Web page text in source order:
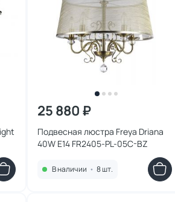
25 880 ₽
Подвесная люстра Freya Driana
40W E14 FR2405-PL-05C-BZ
В наличии • 8 шт.